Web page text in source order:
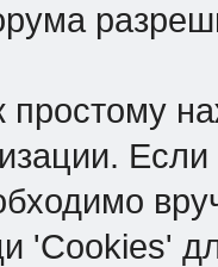
простому
'Cookies'